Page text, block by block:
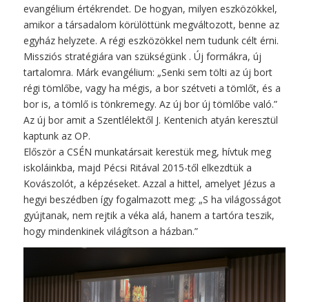
evangélium értékrendet. De hogyan, milyen eszközökkel,
amikor a társadalom körülöttünk megváltozott, benne az
egyház helyzete. A régi eszközökkel nem tudunk célt érni.
Missziós stratégiára van szükségünk . Új formákra, új
tartalomra. Márk evangélium: „Senki sem tölti az új bort
régi tömlőbe, vagy ha mégis, a bor szétveti a tömlőt, és a
bor is, a tömlő is tönkremegy. Az új bor új tömlőbe való.”
Az új bor amit a Szentlélektől J. Kentenich atyán keresztül
kaptunk az OP.
Először a CSÉN munkatársait kerestük meg, hívtuk meg
iskoláinkba, majd Pécsi Ritával 2015-től elkezdtük a
Kovászolót, a képzéseket. Azzal a hittel, amelyet Jézus a
hegyi beszédben így fogalmazott meg: „S ha világosságot
gyújtanak, nem rejtik a véka alá, hanem a tartóra teszik,
hogy mindenkinek világítson a házban.”